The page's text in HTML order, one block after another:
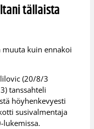
tällaista
muuta kuin ennakoi
(20/8/3
tanssahteli
höyhenkevyesti
susivalmentaja
lukemissa.